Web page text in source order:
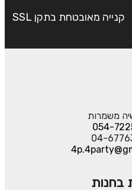
קנייה מאובטחת בתקן SSL
משמרות
054-
04-
בחנות